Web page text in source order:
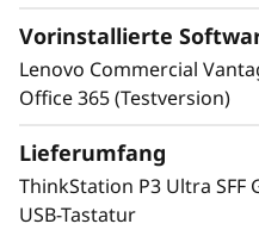
Vorinstallierte
Lenovo Commercial
Office 365 (Testversion)
Lieferumfang
ThinkStation P3 Ultra SFF
USB-Tastatur